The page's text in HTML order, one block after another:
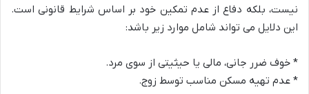
نیست، بلکه دفاع از عدم تمکین خود بر اساس شرایط قانونی است.
این دلایل می تواند شامل موارد زیر باشد:
* خوف ضرر جانی، مالی یا حیثیتی از سوی مرد.
* عدم تهیه مسکن مناسب توسط زوج.